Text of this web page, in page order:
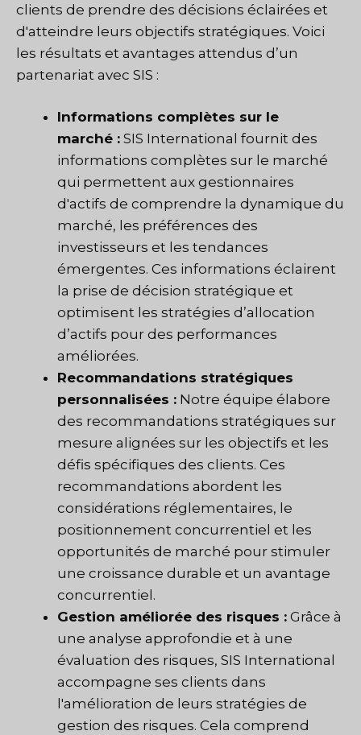
clients de prendre des décisions éclairées et
d'atteindre leurs objectifs stratégiques. Voici
les résultats et avantages attendus d’un
partenariat avec SIS :
Informations complètes sur le
marché : SIS International fournit des
informations complètes sur le marché
qui permettent aux gestionnaires
d'actifs de comprendre la dynamique du
marché, les préférences des
investisseurs et les tendances
émergentes. Ces informations éclairent
la prise de décision stratégique et
optimisent les stratégies d’allocation
d’actifs pour des performances
améliorées.
Recommandations stratégiques
personnalisées : Notre équipe élabore
des recommandations stratégiques sur
mesure alignées sur les objectifs et les
défis spécifiques des clients. Ces
recommandations abordent les
considérations réglementaires, le
positionnement concurrentiel et les
opportunités de marché pour stimuler
une croissance durable et un avantage
concurrentiel.
Gestion améliorée des risques : Grâce à
une analyse approfondie et à une
évaluation des risques, SIS International
accompagne ses clients dans
l'amélioration de leurs stratégies de
gestion des risques. Cela comprend